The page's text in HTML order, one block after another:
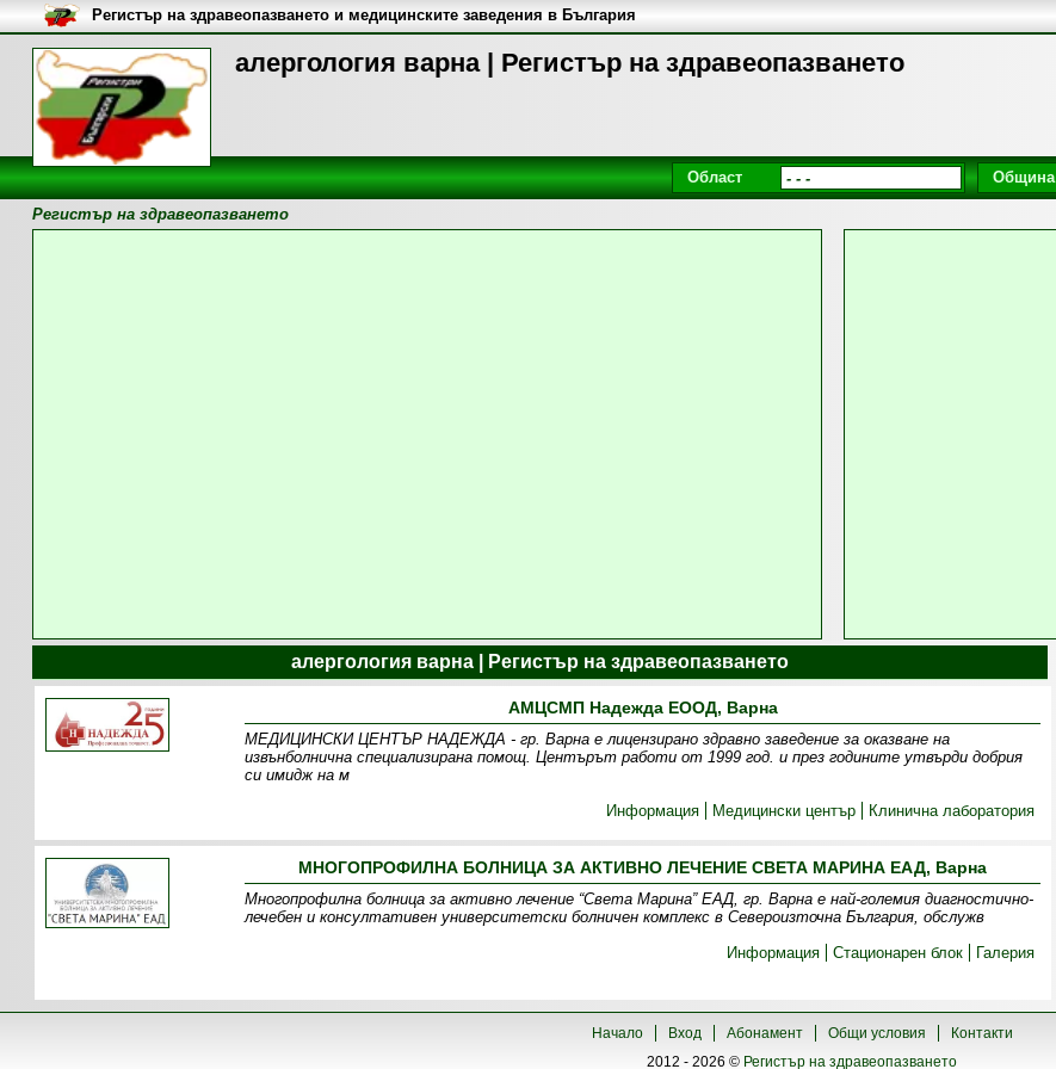
алергология варна | Регистър на здравеопазването
Регистър на здравеопазването и медицинските заведения в България
Област Община
Регистър на здравеопазването
алергология варна | Регистър на здравеопазването
АМЦСМП Надежда ЕООД, Варна
МEДИЦИНСКИ ЦЕНТЪР НАДЕЖДА - гр. Варна е лицензирано здравно заведение за оказване на
извънболнична специализирана помощ. Центърът работи от 1999 год. и през годините утвърди добрия
си имидж на м
Информация
Медицински център Клинична лаборатория
МНОГОПРОФИЛНА БОЛНИЦА ЗА АКТИВНО ЛЕЧЕНИЕ СВЕТА МАРИНА ЕАД, Варна
Многопрофилна болница за активно лечение “Света Марина” ЕАД, гр. Варна е най-големия диагностично-
лечебен и консултативен университетски болничен комплекс в Североизточна България, обслужв
Информация
Стационарен блок Галерия
Начало Вход Абонамент Общи условия
Контакти
2012 - 2026 © Регистър на здравеопазването